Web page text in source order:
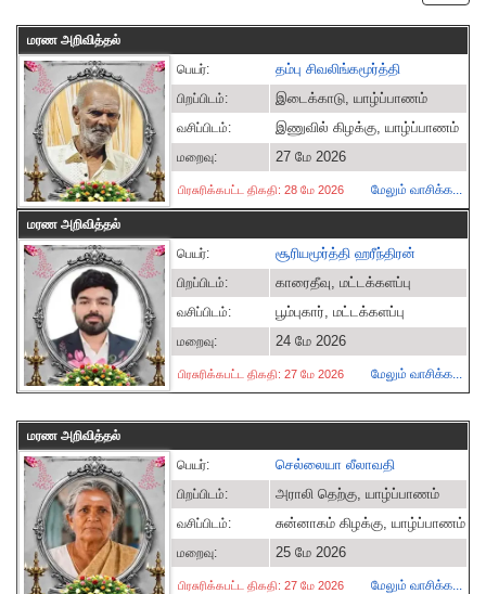
மரண அறிவித்தல்
பெயர்:
தம்பு சிவலிங்கமூர்த்தி
பிறப்பிடம்: இடைக்காடு, யாழ்ப்பாணம்
வசிப்பிடம்: இணுவில் கிழக்கு, யாழ்ப்பாணம்
மறைவு: 27 மே 2026
பிரசுரிக்கபட்ட திகதி: 28 மே 2026 மேலும் வாசிக்க...
மரண அறிவித்தல்
பெயர்:
சூரியமூர்த்தி ஹரீந்திரன்
பிறப்பிடம்: காரைதீவு, மட்டக்களப்பு
வசிப்பிடம்: பூம்புகார், மட்டக்களப்பு
மறைவு: 24 மே 2026
பிரசுரிக்கபட்ட திகதி: 27 மே 2026 மேலும் வாசிக்க...
மரண அறிவித்தல்
பெயர்:
செல்லையா லீலாவதி
பிறப்பிடம்: அராலி தெற்கு, யாழ்ப்பாணம்
வசிப்பிடம்: சுன்னாகம் கிழக்கு, யாழ்ப்பாணம்
மறைவு: 25 மே 2026
பிரசுரிக்கபட்ட திகதி: 27 மே 2026 மேலும் வாசிக்க...